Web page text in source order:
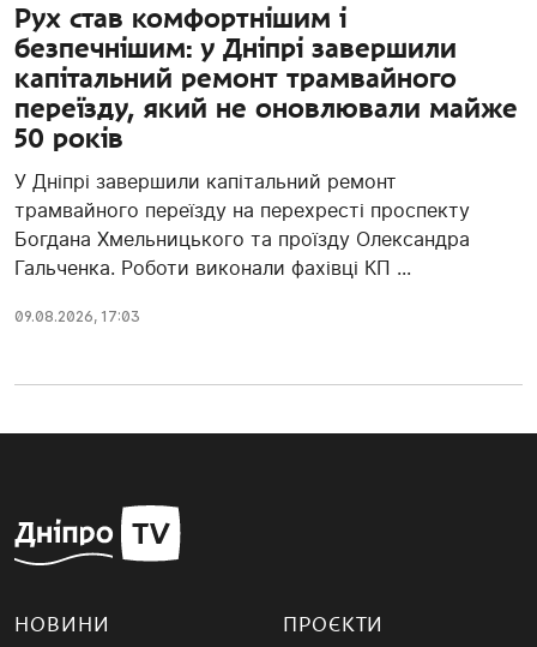
Рух став комфортнішим і
безпечнішим: у Дніпрі завершили
капітальний ремонт трамвайного
переїзду, який не оновлювали майже
50 років
У Дніпрі завершили капітальний ремонт
трамвайного переїзду на перехресті проспекту
Богдана Хмельницького та проїзду Олександра
Гальченка. Роботи виконали фахівці КП ...
09.08.2026, 17:03
НОВИНИ ПРОЄКТИ